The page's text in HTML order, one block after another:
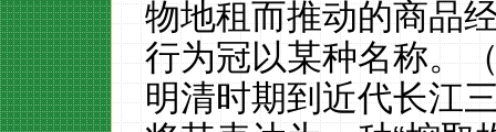
物地租而推动的商品
行为冠以某种名称。
明清时期到近代长江